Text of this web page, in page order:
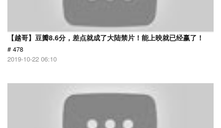
【越哥】豆瓣8.6分，差点就成了大陆禁片！能上映就已经赢了！
# 478
2019-10-22 06:10